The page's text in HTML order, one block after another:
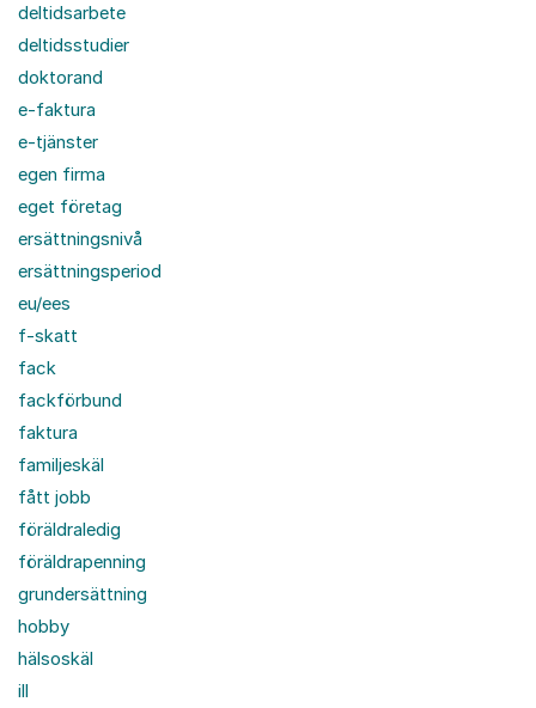
deltidsarbete
deltidsstudier
doktorand
e-faktura
e-tjänster
egen firma
eget företag
ersättningsnivå
ersättningsperiod
eu/ees
f-skatt
fack
fackförbund
faktura
familjeskäl
fått jobb
föräldraledig
föräldrapenning
grundersättning
hobby
hälsoskäl
ill